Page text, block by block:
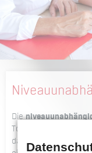
Die
Toleranzen in der
das